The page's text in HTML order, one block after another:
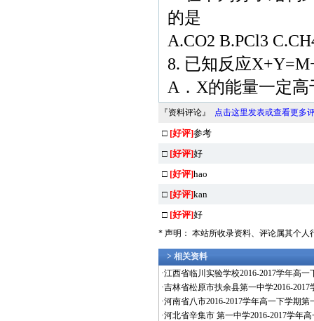
的是
A.CO2 B.PCl3
8. 已知反应
A．X的能量一定高
『资料评论』 点击这里发表或查看更多
□ [好评]参考
□ [好评]好
□ [好评]hao
□ [好评]kan
□ [好评]好
* 声明： 本站所收录资料、评论属其个人
> 相关资料
·江西省临川实验学校2016-2017学年高
·吉林省松原市扶余县第一中学2016-
·河南省八市2016-2017学年高一下学期
·河北省辛集市 第一中学2016-2017学年